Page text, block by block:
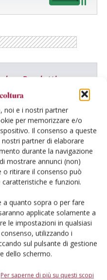
noi e i nostri partner
per memorizzare e/o
Il consenso a queste
partner di elaborare
durante la navigazione
mostrare annunci (non)
o ritirare il consenso può
e funzioni.
a quanto sopra o per fare
applicate solamente a
le impostazioni in qualsiasi
utilizzando i
sul pulsante di gestione
dello schermo.
Per saperne di più su questi scopi
e Prodotti
un'azienda o un